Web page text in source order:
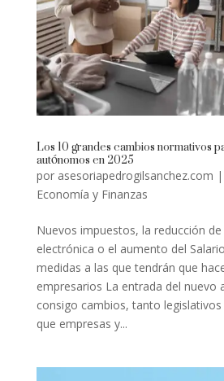
Los 10 grandes cambios normativos
autónomos en 2025
por asesoriapedrogilsanchez.com |
Economía y Finanzas
Nuevos impuestos, la reducción
electrónica o el aumento del
medidas a las que tendrán que
empresarios La entrada del nuevo
consigo cambios, tanto
que empresas y...